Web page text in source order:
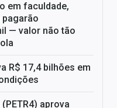
em faculdade,
pagarão
— valor não tão
R$ 17,4 bilhões em
aprova